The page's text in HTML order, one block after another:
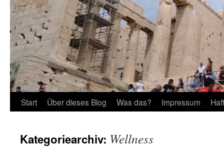
Start Über dieses Blog Was das? Impressum
Kategoriearchiv: Wellness